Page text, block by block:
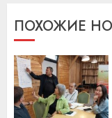
ПОХОЖИЕ